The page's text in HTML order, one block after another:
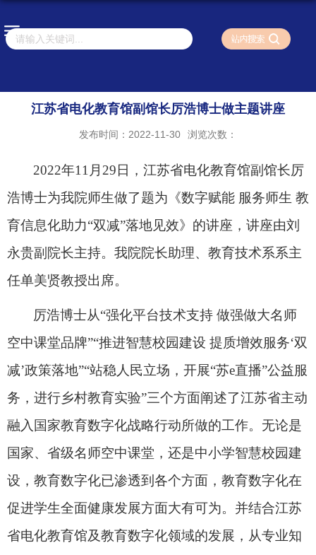
江苏省电化教育馆副馆长厉浩博士做主题讲座
发布时间：2022-11-30 浏览次数：
2022年11 月 29 日，江苏省电化教育馆副馆长厉
浩博士为我院师生做了题为《数字赋能 服务师生 教
育信息化助力“双减”落地见效》的讲座，讲座由刘
永贵副院长主持。我院院长助理、教育技术系系主
任单美贤教授出席。
厉浩博士从“强化平台技术支持 做强做大名师
空中课堂品牌”“推进智慧校园建设 提质增效服务‘双
减’政策落地”“站稳人民立场，开展“苏e直播”公益服
务，进行乡村教育实验”三个方面阐述了江苏省主动
融入国家教育数字化战略行动所做的工作。无论是
国家、省级名师空中课堂，还是中小学智慧校园建
设，教育数字化已渗透到各个方面，教育数字化在
促进学生全面健康发展方面大有可为。并结合江苏
省电化教育馆及教育数字化领域的发展，从专业知